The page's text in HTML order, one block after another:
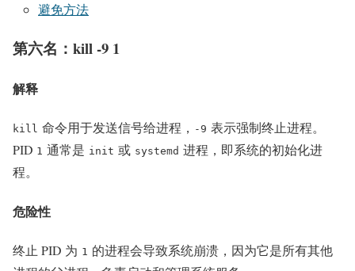
避免方法
第六名：kill -9 1
解释
kill 命令用于发送信号给进程， -9 表示强制终止进程。
PID 1 通常是 init 或 systemd 进程，即系统的初始化进
程。
危险性
终止 PID 为 1 的进程会导致系统崩溃，因为它是所有其他